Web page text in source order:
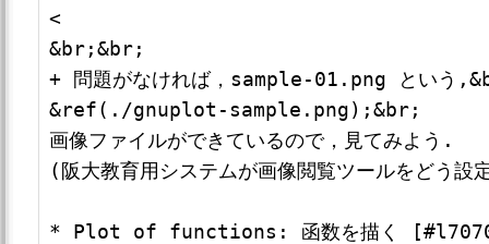
<
&br;&br;
+ 問題がなければ，sample-01.png という
&ref(./gnuplot-sample.png);&br;
画像ファイルができているので，見てみよう.
(阪大教育用システムが画像閲覧ツールをどう
* Plot of functions: 函数を描く